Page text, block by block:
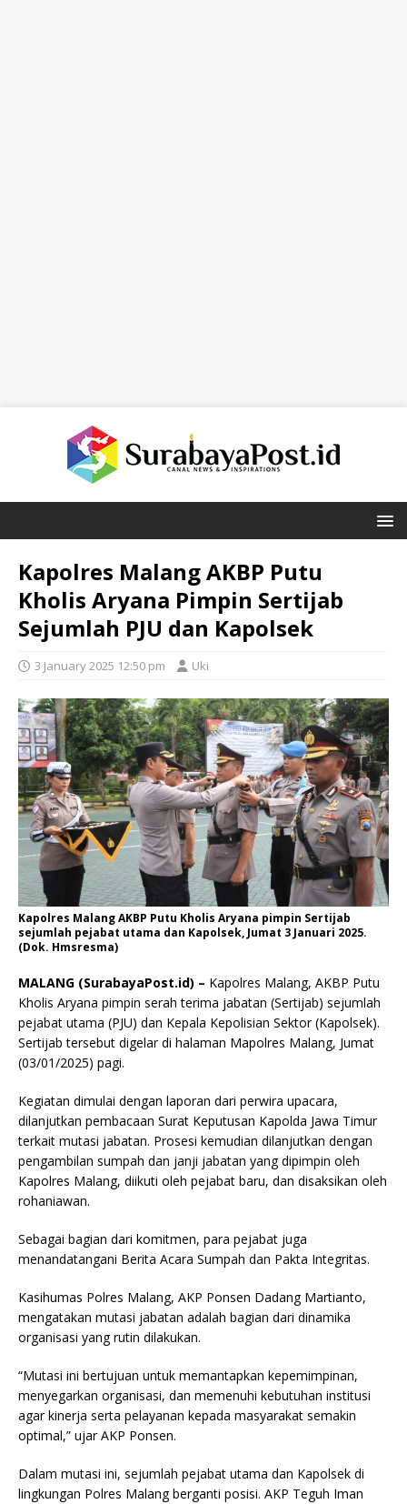
Kapolres Malang AKBP Putu
Kholis Aryana Pimpin Sertijab
Sejumlah PJU dan Kapolsek
3 January 2025 12:50 pm Uki
Kapolres Malang AKBP Putu Kholis Aryana pimpin Sertijab
sejumlah pejabat utama dan Kapolsek, Jumat 3 Januari 2025.
(Dok. Hmsresma)
MALANG (SurabayaPost.id) – Kapolres Malang, AKBP Putu
Kholis Aryana pimpin serah terima jabatan (Sertijab) sejumlah
pejabat utama (PJU) dan Kepala Kepolisian Sektor (Kapolsek).
Sertijab tersebut digelar di halaman Mapolres Malang, Jumat
(03/01/2025) pagi.
Kegiatan dimulai dengan laporan dari perwira upacara,
dilanjutkan pembacaan Surat Keputusan Kapolda Jawa Timur
terkait mutasi jabatan. Prosesi kemudian dilanjutkan dengan
pengambilan sumpah dan janji jabatan yang dipimpin oleh
Kapolres Malang, diikuti oleh pejabat baru, dan disaksikan oleh
rohaniawan.
Sebagai bagian dari komitmen, para pejabat juga
menandatangani Berita Acara Sumpah dan Pakta Integritas.
Kasihumas Polres Malang, AKP Ponsen Dadang Martianto,
mengatakan mutasi jabatan adalah bagian dari dinamika
organisasi yang rutin dilakukan.
“Mutasi ini bertujuan untuk memantapkan kepemimpinan,
menyegarkan organisasi, dan memenuhi kebutuhan institusi
agar kinerja serta pelayanan kepada masyarakat semakin
optimal,” ujar AKP Ponsen.
Dalam mutasi ini, sejumlah pejabat utama dan Kapolsek di
lingkungan Polres Malang berganti posisi. AKP Teguh Iman